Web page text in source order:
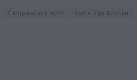
Campeonato WMX
Lotte Van Drunen